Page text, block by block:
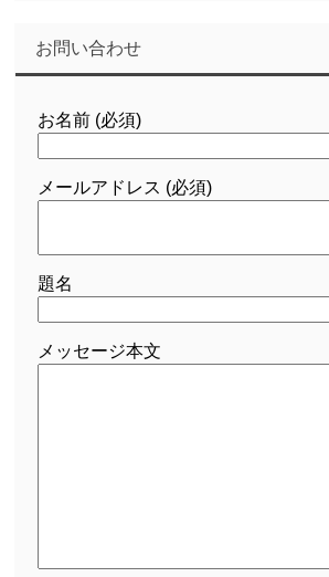
お問い合わせ
お名前 (必須)
メールアドレス (必須)
題名
メッセージ本文